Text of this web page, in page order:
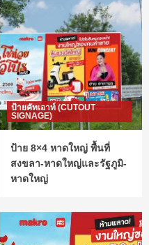
ป้ายคัทเอาท์ (CUTOUT
SIGNAGE)
ป้าย 8×4 หาดใหญ่ พื้นที่
สงขลา-หาดใหญ่และรัฐภูมิ-
หาดใหญ่